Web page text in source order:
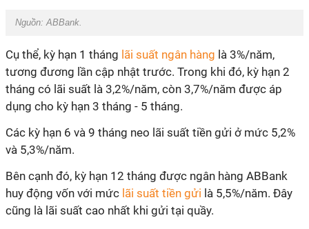
Nguồn: ABBank.
Cụ thể, kỳ hạn 1 tháng lãi suất ngân hàng là 3%/năm,
tương đương lần cập nhật trước. Trong khi đó, kỳ hạn 2
tháng có lãi suất là 3,2%/năm, còn 3,7%/năm được áp
dụng cho kỳ hạn 3 tháng - 5 tháng.
Các kỳ hạn 6 và 9 tháng neo lãi suất tiền gửi ở mức 5,2%
và 5,3%/năm.
Bên cạnh đó, kỳ hạn 12 tháng được ngân hàng ABBank
huy động vốn với mức lãi suất tiền gửi là 5,5%/năm. Đây
cũng là lãi suất cao nhất khi gửi tại quầy.